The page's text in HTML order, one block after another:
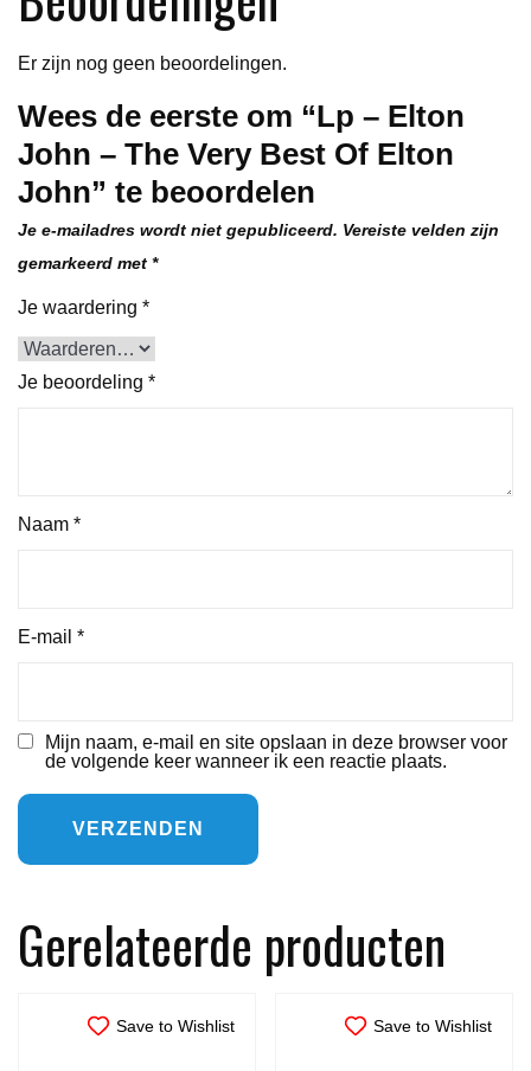
Er zijn nog geen beoordelingen.
Wees de eerste om “Lp – Elton
John – The Very Best Of Elton
John” te beoordelen
Je e-mailadres wordt niet gepubliceerd. Vereiste velden zijn
gemarkeerd met *
Je waardering *
Je beoordeling *
Naam *
E-mail *
Mijn naam, e-mail en site opslaan in deze browser voor
de volgende keer wanneer ik een reactie plaats.
Gerelateerde producten
Save to Wishlist Save to Wishlist